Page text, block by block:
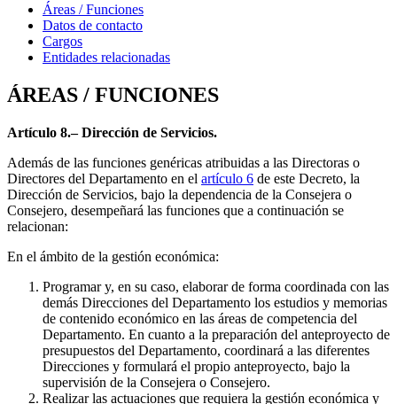
Áreas / Funciones
Datos de contacto
Cargos
Entidades relacionadas
ÁREAS / FUNCIONES
Artículo 8.– Dirección de Servicios.
Además de las funciones genéricas atribuidas a las Directoras o
Directores del Departamento en el artículo 6 de este Decreto, la
Dirección de Servicios, bajo la dependencia de la Consejera o
Consejero, desempeñará las funciones que a continuación se
relacionan:
En el ámbito de la gestión económica:
Programar y, en su caso, elaborar de forma coordinada con las
demás Direcciones del Departamento los estudios y memorias
de contenido económico en las áreas de competencia del
Departamento. En cuanto a la preparación del anteproyecto de
presupuestos del Departamento, coordinará a las diferentes
Direcciones y formulará el propio anteproyecto, bajo la
supervisión de la Consejera o Consejero.
Realizar las actuaciones que requiera la gestión económica y